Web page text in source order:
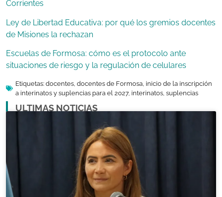
Corrientes
Ley de Libertad Educativa: por qué los gremios docentes
de Misiones la rechazan
Escuelas de Formosa: cómo es el protocolo ante
situaciones de riesgo y la regulación de celulares
Etiquetas: docentes docentes de Formosa inicio de la inscripción
a interinatos y suplencias para el 2027, interinatos suplencias
ULTIMAS NOTICIAS